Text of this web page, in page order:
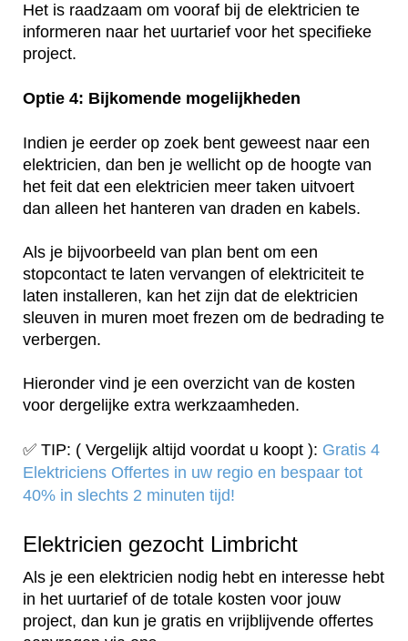
Het is raadzaam om vooraf bij de elektricien te
informeren naar het uurtarief voor het specifieke
project.
Optie 4: Bijkomende mogelijkheden
Indien je eerder op zoek bent geweest naar een
elektricien, dan ben je wellicht op de hoogte van
het feit dat een elektricien meer taken uitvoert
dan alleen het hanteren van draden en kabels.
Als je bijvoorbeeld van plan bent om een
stopcontact te laten vervangen of elektriciteit te
laten installeren, kan het zijn dat de elektricien
sleuven in muren moet frezen om de bedrading te
verbergen.
Hieronder vind je een overzicht van de kosten
voor dergelijke extra werkzaamheden.
✅ TIP: ( Vergelijk altijd voordat u koopt ): Gratis 4
Elektriciens Offertes in uw regio en bespaar tot
40% in slechts 2 minuten tijd!
Elektricien gezocht Limbricht
Als je een elektricien nodig hebt en interesse hebt
in het uurtarief of de totale kosten voor jouw
project, dan kun je gratis en vrijblijvende offertes